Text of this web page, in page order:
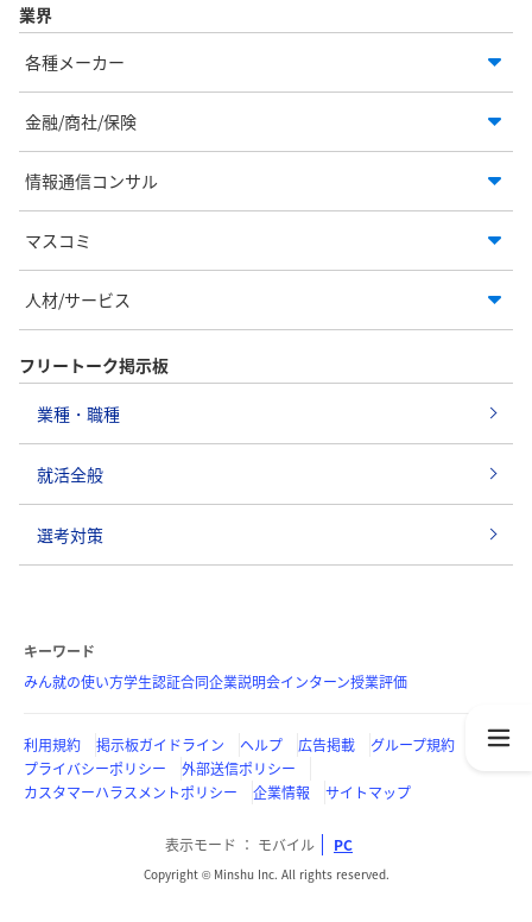
業界
各種メーカー
金融/商社/保険
情報通信コンサル
マスコミ
人材/サービス
フリートーク掲示板
業種・職種
就活全般
選考対策
キーワード
みん就の使い方学生認証合同企業説明会インターン授業評価
利用規約 掲示板ガイドライン ヘルプ 広告掲載
グループ規約
プライバシーポリシー
外部送信ポリシー
カスタマーハラスメントポリシー
企業情報 サイトマップ
表示モード モバイル PC
Copyright © Minshu Inc. All rights reserved.